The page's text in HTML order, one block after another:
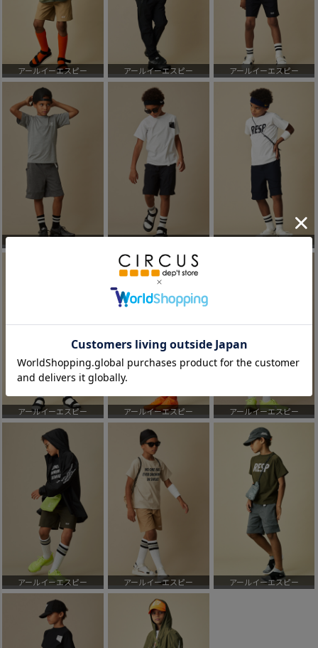
アールイーエスピー アールイーエスピー アールイーエスピー
アールイーエスピー アールイーエスピー アールイーエスピー
アールイーエスピー アールイーエスピー アールイーエスピー
アールイーエスピー アールイーエスピー アールイーエスピー